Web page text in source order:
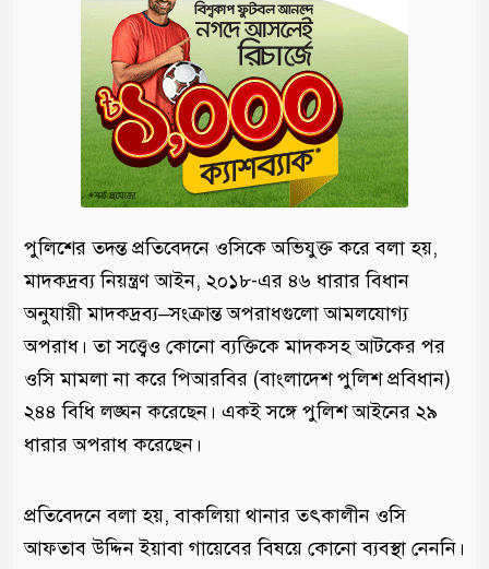
পুলিশের তদন্ত প্রতিবেদনে ওসিকে অভিযুক্ত করে বলা হয়,
মাদকদ্রব্য নিয়ন্ত্রণ আইন, ২০১৮-এর ৪৬ ধারার বিধান
অনুযায়ী মাদকদ্রব্য–সংক্রান্ত অপরাধগুলো আমলযোগ্য
অপরাধ। তা সত্ত্বেও কোনো ব্যক্তিকে মাদকসহ আটকের পর
ওসি মামলা না করে পিআরবির (বাংলাদেশ পুলিশ প্রবিধান)
২৪৪ বিধি লঙ্ঘন করেছেন। একই সঙ্গে পুলিশ আইনের ২৯
ধারার অপরাধ করেছেন।
প্রতিবেদনে বলা হয়, বাকলিয়া থানার তৎকালীন ওসি
আফতাব উদ্দিন ইয়াবা গায়েবের বিষয়ে কোনো ব্যবস্থা নেননি।